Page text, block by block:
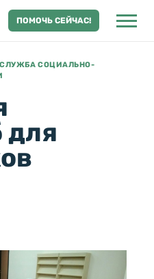
ПОМОЧЬ СЕЙЧАС!
СОЦИАЛЬНО-
для